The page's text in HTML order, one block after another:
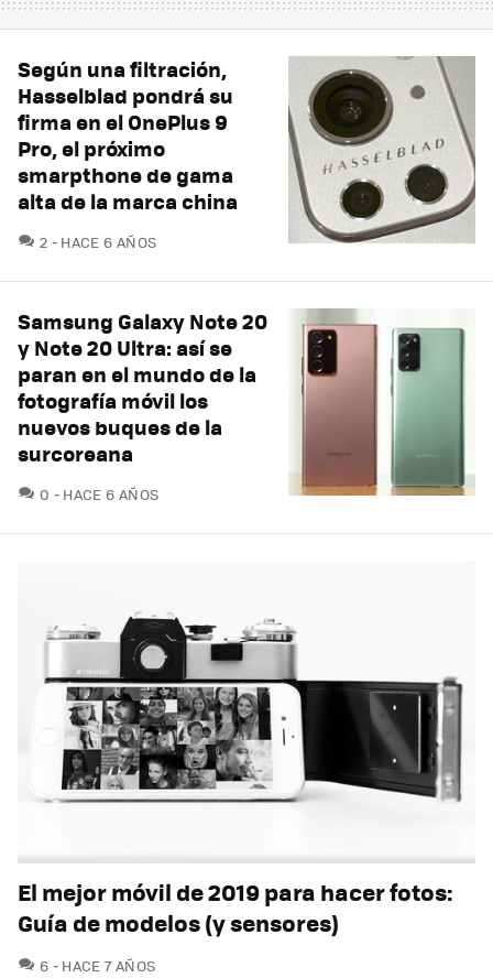
Según una filtración,
Hasselblad pondrá su
firma en el OnePlus 9
Pro, el próximo
smarpthone de gama
alta de la marca china
2 COMENTARIOS
HACE 6 AÑOS
Samsung Galaxy Note 20
y Note 20 Ultra: así se
paran en el mundo de la
fotografía móvil los
nuevos buques de la
surcoreana
0 COMENTARIOS
HACE 6 AÑOS
El mejor móvil de 2019 para hacer fotos:
Guía de modelos (y sensores)
6 COMENTARIOS
HACE 7 AÑOS